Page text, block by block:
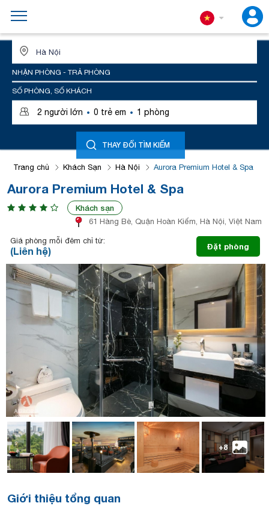
NHẬN PHÒNG - TRẢ PHÒNG
SỐ PHÒNG, SỐ KHÁCH
2 người lớn · 0 trẻ em · 1 phòng
THAY ĐỔI TÌM KIẾM
Trang chủ Khách Sạn Hà Nội Aurora Premium Hotel & Spa
Aurora Premium Hotel & Spa
Khách sạn
61 Hàng Bè, Quận Hoàn Kiếm, Hà Nội, Việt Nam
Giá phòng mỗi đêm chỉ từ:
(Liên hệ) Đặt phòng
+8
Giới thiệu tổng quan